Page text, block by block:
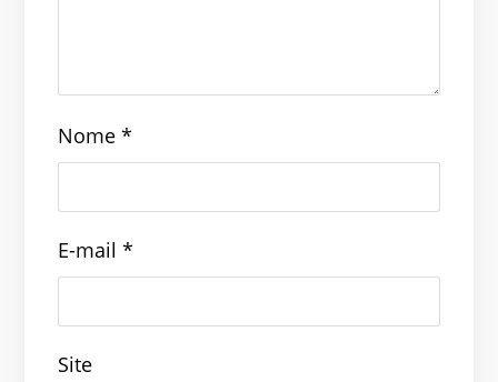
Nome*
E-mail*
Site